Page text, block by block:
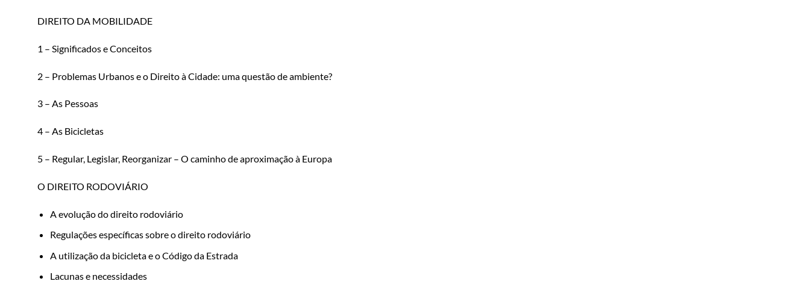
DIREITO DA MOBILIDADE
1 – Significados e Conceitos
2 – Problemas Urbanos e o Direito à Cidade: uma questão de ambiente?
3 – As Pessoas
4 – As Bicicletas
5 – Regular, Legislar, Reorganizar – O caminho de aproximação à Europa
O DIREITO RODOVIÁRIO
A evolução do direito rodoviário
Regulações específicas sobre o direito rodoviário
A utilização da bicicleta e o Código da Estrada
Lacunas e necessidades